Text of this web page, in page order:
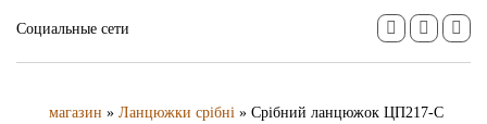
Социальные сети
магазин » Ланцюжки срібні » Срібний ланцюжок ЦП217-С